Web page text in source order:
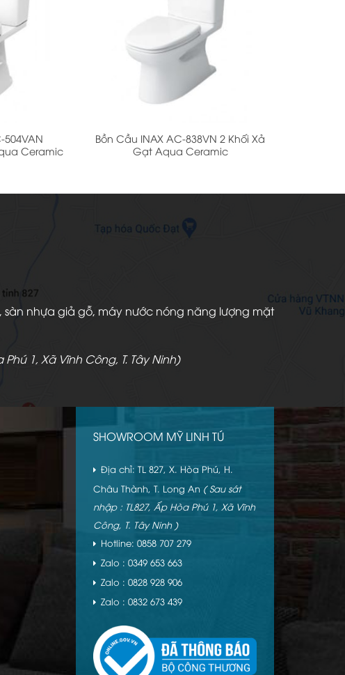
504VAN
Ceramic
Bồn Cầu INAX AC-838VN 2 Khối Xả
Gạt Aqua Ceramic
nhựa giả gỗ, máy nước nóng năng lượng mặt
Phú 1, Xã Vĩnh Công, T. Tây Ninh)
SHOWROOM MỸ LINH TÚ
Địa chỉ: TL 827, X. Hòa Phú, H.
Châu Thành, T. Long An ( Sau sát
nhập : TL827, Ấp Hòa Phú 1, Xã Vĩnh
Công, T. Tây Ninh )
Hotline: 0858 707 279
Zalo : 0349 653 663
Zalo : 0828 928 906
Zalo : 0832 673 439